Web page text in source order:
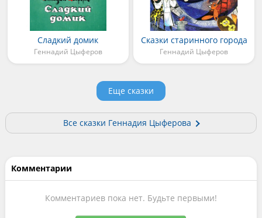
Сладкий домик
Геннадий Цыферов
Сказки старинного города
Геннадий Цыферов
Еще сказки
Все сказки Геннадия Цыферова
Комментарии
Комментариев пока нет. Будьте первыми!